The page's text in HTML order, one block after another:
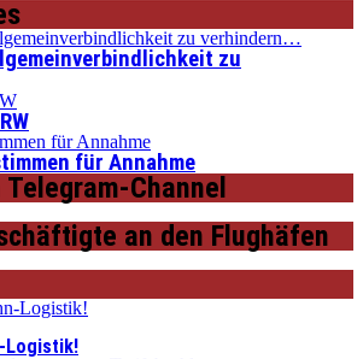
zu
für Annahme
Channel
an den Flughäfen
Logistik!